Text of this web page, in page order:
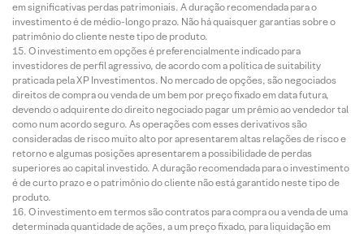
em significativas perdas patrimoniais. A duração recomendada para o
investimento é de médio-longo prazo. Não há quaisquer garantias sobre o
patrimônio do cliente neste tipo de produto.
O investimento em opções é preferencialmente indicado para
investidores de perfil agressivo, de acordo com a política de suitability
praticada pela XP Investimentos. No mercado de opções, são negociados
direitos de compra ou venda de um bem por preço fixado em data futura,
devendo o adquirente do direito negociado pagar um prêmio ao vendedor tal
como num acordo seguro. As operações com esses derivativos são
consideradas de risco muito alto por apresentarem altas relações de risco e
retorno e algumas posições apresentarem a possibilidade de perdas
superiores ao capital investido. A duração recomendada para o investimento
é de curto prazo e o patrimônio do cliente não está garantido neste tipo de
produto.
O investimento em termos são contratos para compra ou a venda de uma
determinada quantidade de ações, a um preço fixado, para liquidação em